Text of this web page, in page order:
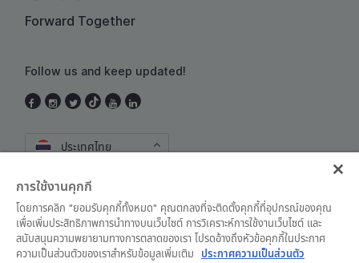
Forward Together
Follow us and keep updated!
ประเทศไทย
การใช้งานคุกกี้
โดยการคลิก "ยอมรับคุกกี้ทั้งหมด" คุณตกลงที่จะติดตั้งคุกกี้ที่อุปกรณ์ของคุณ
เพื่อเพิ่มประสิทธิภาพการนำทางบนเว็บไซต์ การวิเคราะห์การใช้งานเว็บไซต์ และ
สนับสนุนความพยายามทางการตลาดของเรา โปรดอ้างถึงหัวข้อคุกกี้ในประกาศ
ความเป็นส่วนตัวของเราสำหรับข้อมูลเพิ่มเติม
ประกาศความเป็นส่วนตัว